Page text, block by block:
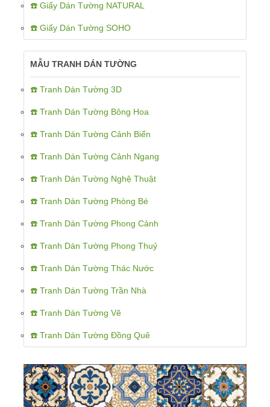
☎️ Giấy Dán Tường NATURAL
☎️ Giấy Dán Tường SOHO
MẪU TRANH DÁN TƯỜNG
☎️ Tranh Dán Tường 3D
☎️ Tranh Dán Tường Bông Hoa
☎️ Tranh Dán Tường Cảnh Biển
☎️ Tranh Dán Tường Cảnh Ngang
☎️ Tranh Dán Tường Nghệ Thuật
☎️ Tranh Dán Tường Phòng Bé
☎️ Tranh Dán Tường Phong Cảnh
☎️ Tranh Dán Tường Phong Thuỷ
☎️ Tranh Dán Tường Thác Nước
☎️ Tranh Dán Tường Trần Nhà
☎️ Tranh Dán Tường Vẽ
☎️ Tranh Dán Tường Đồng Quê